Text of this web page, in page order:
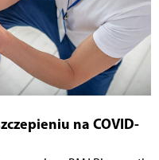
na COVID-